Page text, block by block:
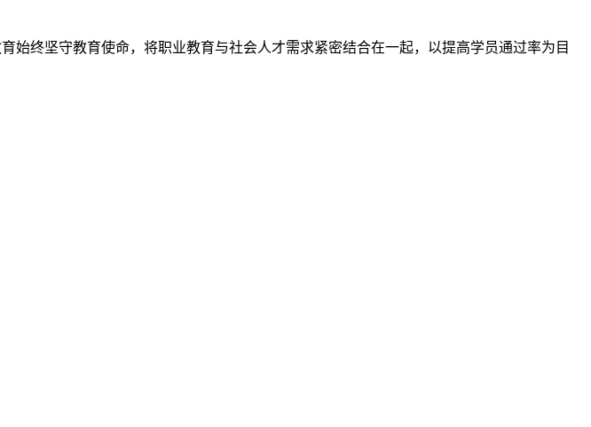
终坚守教育使命，将职业教育与社会人才需求紧密结合在一起，以提高学员通过率为目